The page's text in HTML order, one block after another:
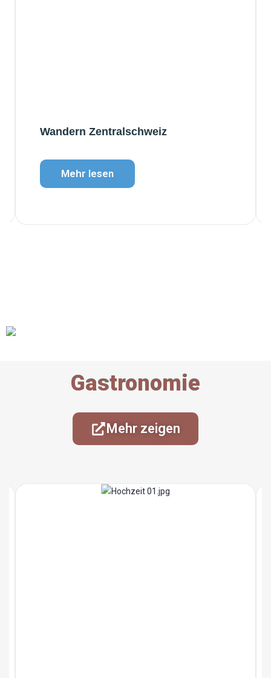
Wandern Zentralschweiz
Mehr lesen
Gastronomie
Mehr zeigen